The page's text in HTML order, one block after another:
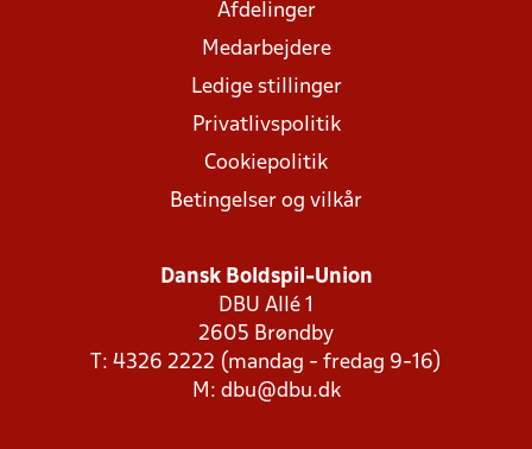
Afdelinger
Medarbejdere
Ledige stillinger
Privatlivspolitik
Cookiepolitik
Betingelser og vilkår
Dansk Boldspil-Union
DBU Allé 1
2605 Brøndby
T: 4326 2222 (mandag - fredag 9-16)
M: dbu@dbu.dk